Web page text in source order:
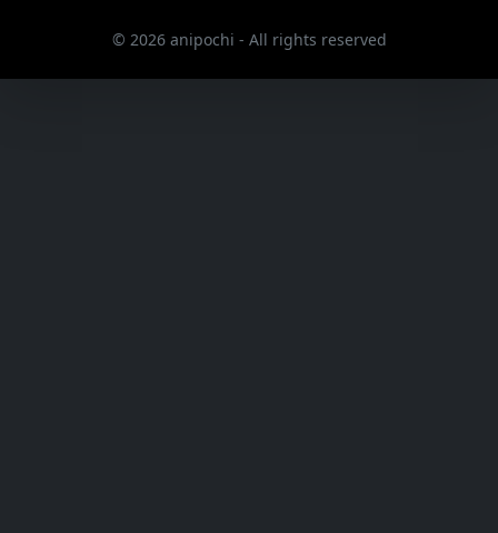
© 2026 anipochi - All rights reserved